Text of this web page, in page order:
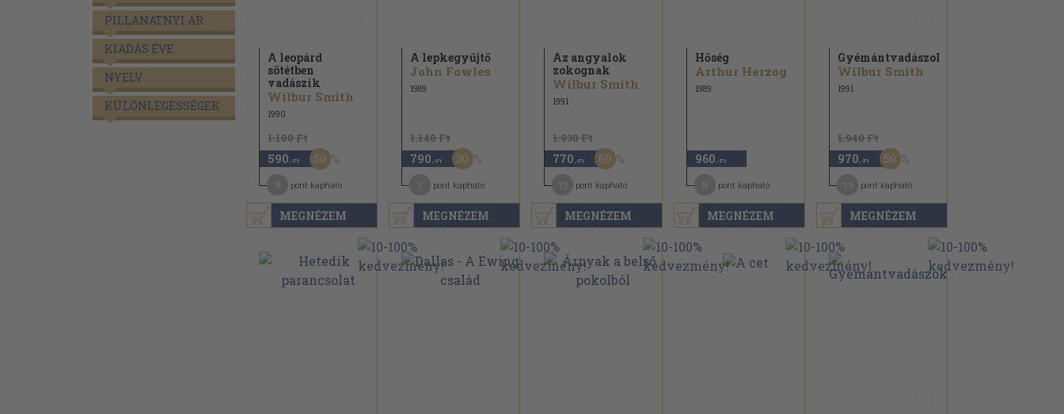
PILLANATNYI ÁR
KIADÁS ÉVE
NYELV
KÜLÖNLEGESSÉGEK
MEGNÉZEM
A leopárd
sötétben
vadászik
Wilbur Smith
1990
1.180 Ft
590 ,-Ft 50
pont kapható
MEGNÉZEM
A lepkegyűjtő
John Fowles
1989
1.140 Ft
790 ,-Ft 30
pont kapható
MEGNÉZEM
Az angyalok
zokognak
Wilbur Smith
1991
1.930 Ft
770 ,-Ft 60
pont kapható
MEGNÉZEM
Hőség
Arthur Herzog
1989
960 ,-Ft
pont kapható
MEGNÉZEM
Gyémántvadászok
Wilbur Smith
1991
1.940 Ft
970 ,-Ft 50
pont kapható